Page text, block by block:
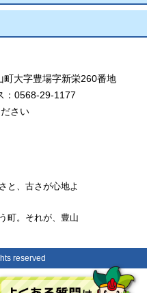
大字豊場字新栄260番地
0568-29-1177
さい
と、古さが心地よ
町。それが、豊山
reserved